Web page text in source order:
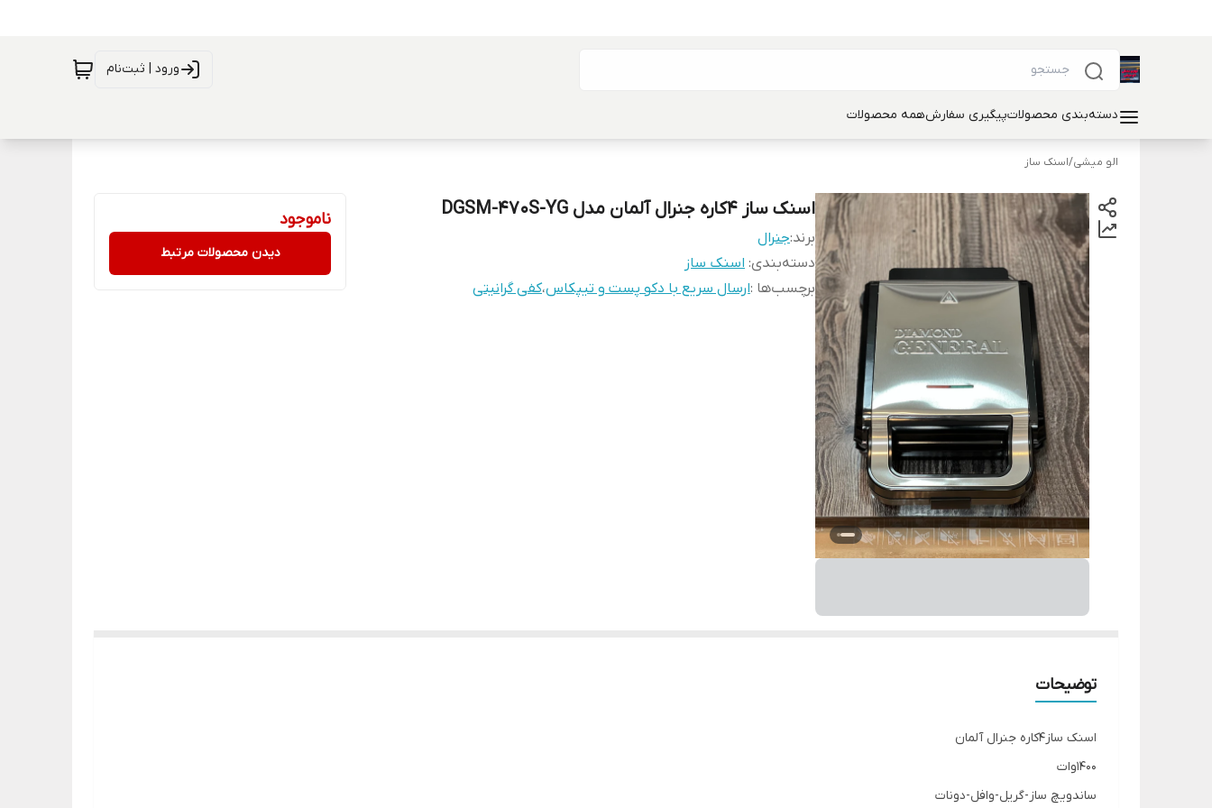
ورود | ثبت‌نام
دسته‌بندی محصولاتپیگیری سفارشهمه محصولات
الو میشی/اسنک ساز
اسنک ساز 4کاره جنرال آلمان مدل DGSM-470S-YG
برند:جنرال
دسته‌بندی: اسنک ساز
برچسب‌ها :ارسال سریع با دکو پست و تیپکاس،کفی گرانیتی
ناموجود
دیدن محصولات مرتبط
توضیحات
اسنک ساز4کاره جنرال آلمان
1400وات
ساندویچ ساز-گریل-وافل-دونات